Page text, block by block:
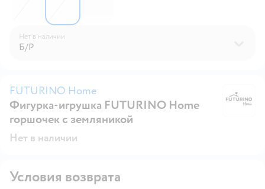
Нет в наличии
Б/Р
FUTURINO Home
Фигурка-игрушка FUTURINO Home
горшочек с земляникой
Нет в наличии
Условия возврата